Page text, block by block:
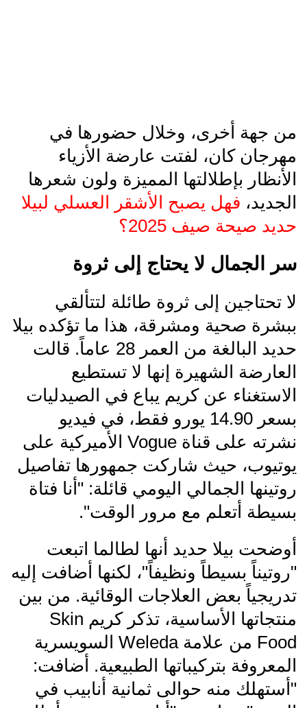
من جهة أخرى، وخلال حضورها في
مهرجان كان، لفتت عارضة الأزياء
الأنظار بإطلالتها المميزة ولون شعرها
الجديد، فهل يصبح الأشقر العسلي لبيلا
حديد صيحة صيف 2025؟
سر الجمال لا يحتاج إلى ثروة
لا تحتاجين إلى ثروة طائلة لتتألقي
ببشرة صحية ومشرقة، هذا ما تؤكده بيلا
حديد البالغة من العمر 28 عاماً. قالت
العارضة الشهيرة إنها لا تستطيع
الاستغناء عن كريم يباع في الصيدليات
بسعر 14.90 يورو فقط، في فيديو
نشرته على قناة Vogue الأميركية على
يوتيوب، حيث شاركت جمهورها تفاصيل
روتينها الجمالي اليومي قائلة: "أنا فتاة
بسيطة أتعلم مع مرور الوقت".
أوضحت بيلا حديد أنها لطالما اتبعت
"روتيناً بسيطاً ونظيفاً"، لكنها أضافت إليه
تدريجياً بعض العلاجات الوقائية. من بين
منتجاتها الأساسية، تذكر كريم Skin
Food من علامة Weleda السويسرية
المعروفة بتركيباتها الطبيعية. أضافت:
"أستهلك منه حوالى ثمانية أنابيب في